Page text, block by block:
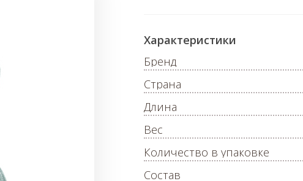
Характеристики
Бренд
Страна
Длина
Вес
Количество в упаковке
Состав